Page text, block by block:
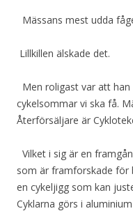
Mässans mest udda
Lillkillen älskade det.
Men roligast var att han
cykelsommar vi ska få.
Återförsäljare är
Vilket i sig är en
som är framforskade för
en cykeljigg som kan
Cyklarna görs i